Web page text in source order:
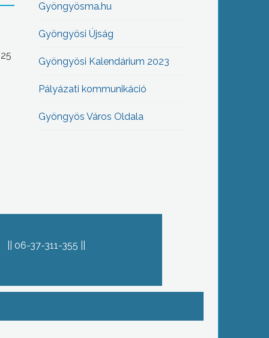
Gyöngyösma.hu
Gyöngyösi Újság
Gyöngyösi Kalendárium 2023
Pályázati kommunikáció
Gyöngyös Város Oldala
06-37-311-355